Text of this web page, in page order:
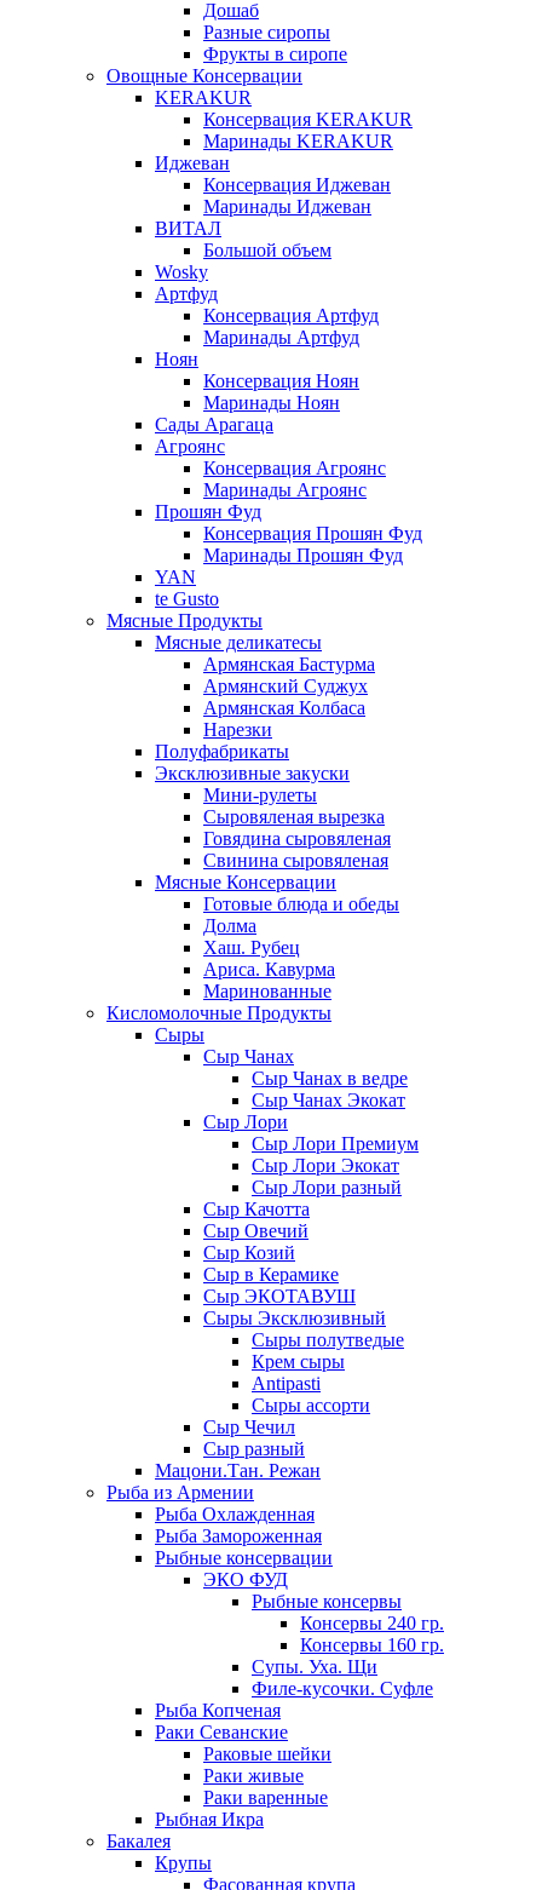
Дошаб
Разные сиропы
Фрукты в сиропе
Овощные Консервации
KERAKUR
Консервация KERAKUR
Маринады KERAKUR
Иджеван
Консервация Иджеван
Маринады Иджеван
ВИТАЛ
Большой объем
Wosky
Артфуд
Консервация Артфуд
Маринады Артфуд
Ноян
Консервация Ноян
Маринады Ноян
Сады Арагаца
Агроянс
Консервация Агроянс
Маринады Агроянс
Прошян Фуд
Консервация Прошян Фуд
Маринады Прошян Фуд
YAN
te Gusto
Мясные Продукты
Мясные деликатесы
Армянская Бастурма
Армянский Суджух
Армянская Колбаса
Нарезки
Полуфабрикаты
Эксклюзивные закуски
Мини-рулеты
Сыровяленая вырезка
Говядина сыровяленая
Свинина сыровяленая
Мясные Консервации
Готовые блюда и обеды
Долма
Хаш. Рубец
Ариса. Кавурма
Маринованные
Кисломолочные Продукты
Сыры
Сыр Чанах
Сыр Чанах в ведре
Сыр Чанах Экокат
Сыр Лори
Сыр Лори Премиум
Сыр Лори Экокат
Сыр Лори разный
Сыр Качотта
Сыр Овечий
Сыр Козий
Сыр в Керамике
Сыр ЭКОТАВУШ
Сыры Эксклюзивный
Сыры полутведые
Крем сыры
Antipasti
Сыры ассорти
Сыр Чечил
Сыр разный
Мацони.Тан. Режан
Рыба из Армении
Рыба Охлажденная
Рыба Замороженная
Рыбные консервации
ЭКО ФУД
Рыбные консервы
Консервы 240 гр.
Консервы 160 гр.
Супы. Уха. Щи
Филе-кусочки. Суфле
Рыба Копченая
Раки Севанские
Раковые шейки
Раки живые
Раки варенные
Рыбная Икра
Бакалея
Крупы
Фасованная крупа